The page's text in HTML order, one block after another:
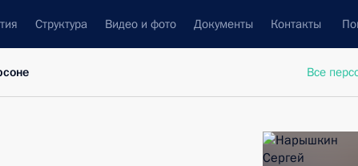
Структура Видео и фото Документы Контакты
Все